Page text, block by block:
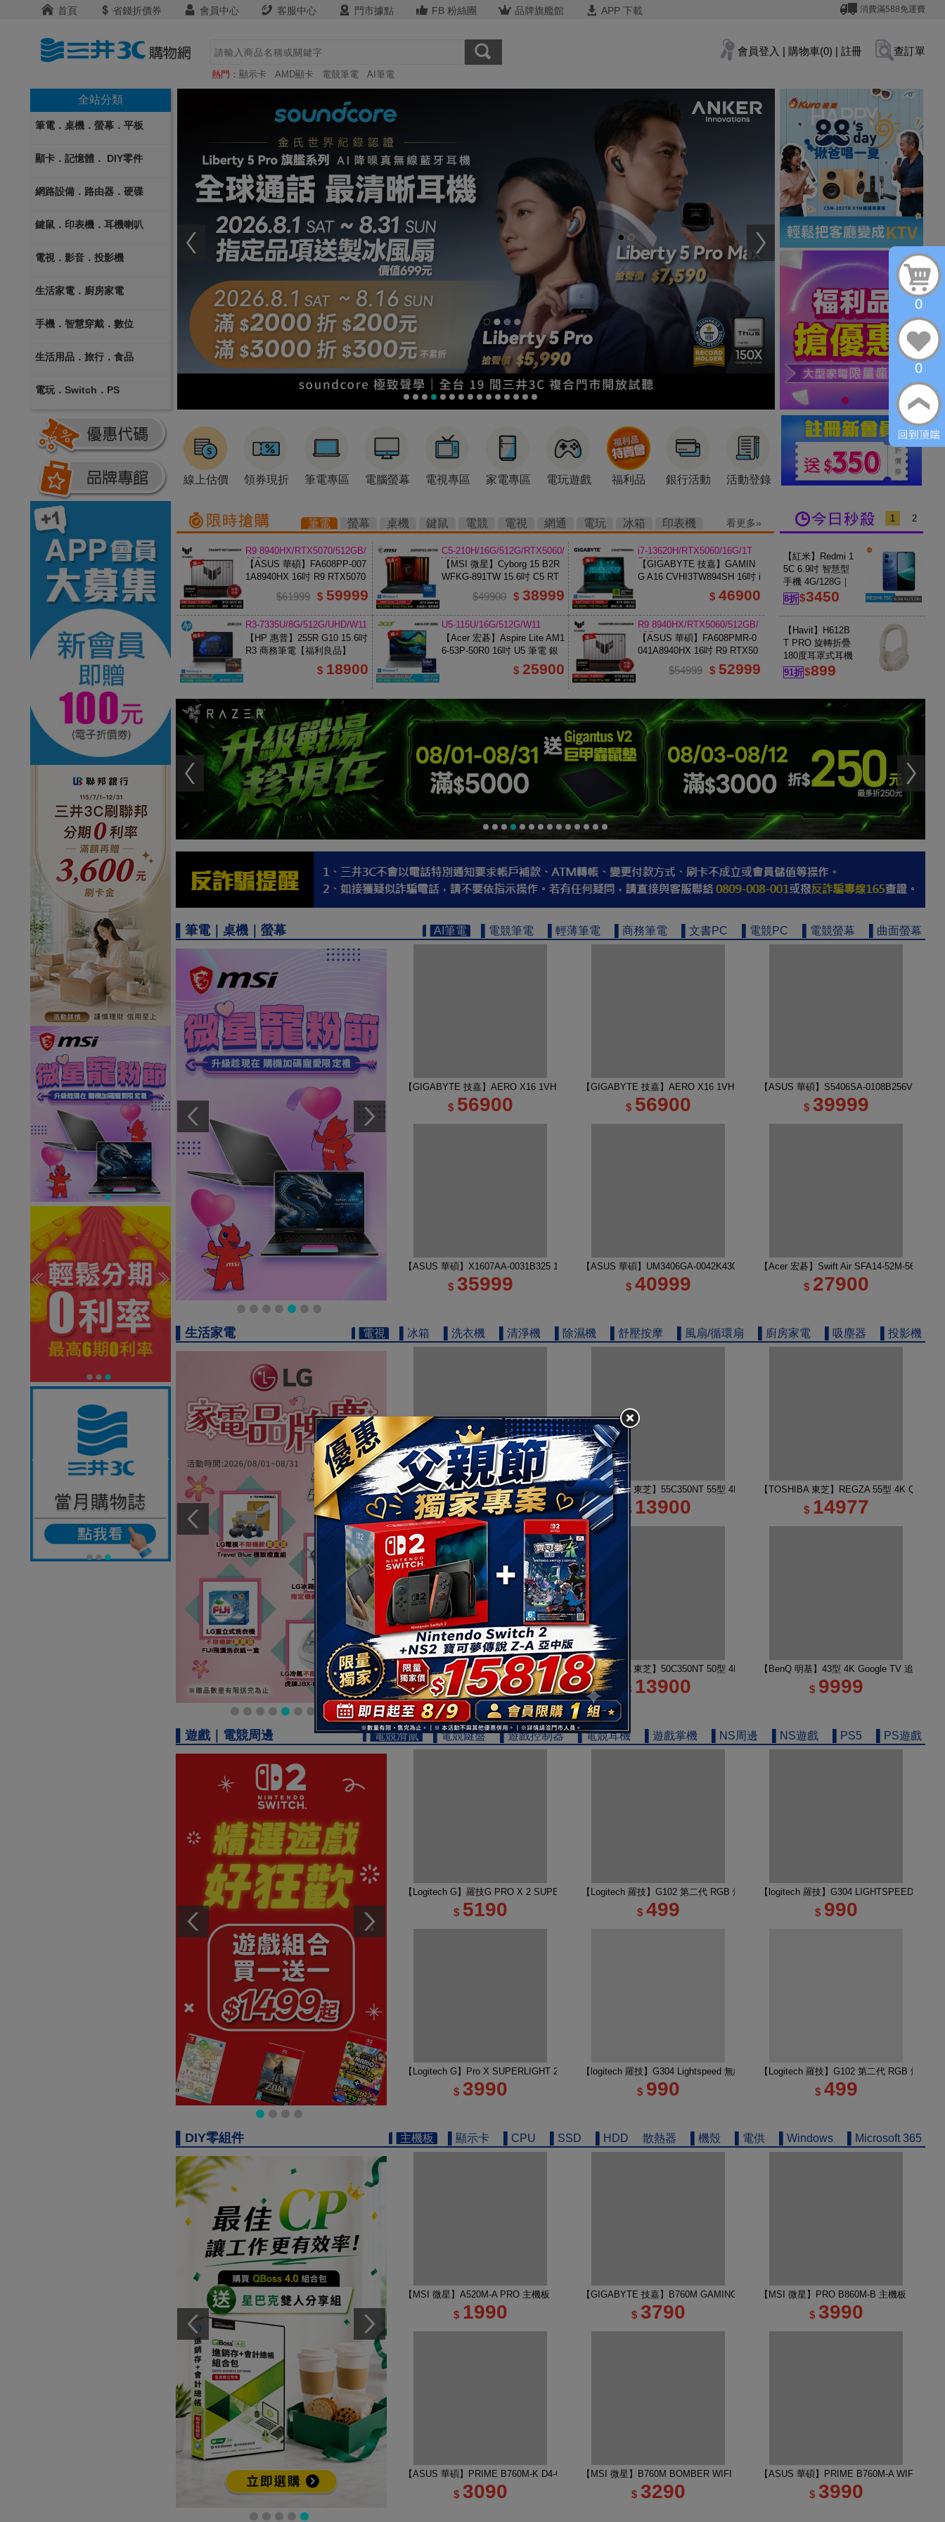
首頁 省錢折價券 會員中心 客服中心 門市據點 FB 粉絲團 品牌旗艦館 APP 下載 消費滿588免運費
會員登入 | 購物車(0) | 註冊 查訂單
全站分類
筆電．桌機．螢幕．平板
顯卡．記憶體． DIY零件
網路設備．路由器．硬碟
鍵鼠．印表機．耳機喇叭
電視．影音．投影機
生活家電．廚房家電
手機．智慧穿戴．數位
生活用品．旅行．食品
電玩．Switch．PS
熱門： 顯示卡 AMD顯卡 電競筆電 AI筆電
線上估價 領券現折 筆電專區 電腦螢幕 電視專區 家電專區 電玩遊戲 福利品 銀行活動 活動登錄
筆電 螢幕 桌機 鍵鼠 電競 電視 網通 電玩 冰箱 印表機 看更多
R9 8940HX/RTX5070/512GB/
16G
【ASUS 華碩】FA608PP-007
1A8940HX 16吋 R9 RTX5070
電競筆電
$61999 $ 59999
C5-210H/16G/512G/RTX5060/
W11
【MSI 微星】Cyborg 15 B2R
WFKG-891TW 15.6吋 C5 RT
X5060 電競筆電
$49900 $ 38999
i7-13620H/RTX5060/16G/1T
B/W11
【GIGABYTE 技嘉】GAMIN
G A16 CVHI3TW894SH 16吋 i
7 RTX5060 電競筆電 鋼鐵黑
$ 46900
R3-7335U/8G/512G/UHD/W11
【HP 惠普】255R G10 15.6吋
R3 商務筆電【福利良品】
$ 18900
U5-115U/16G/512G/W11
【Acer 宏碁】Aspire Lite AM1
6-53P-50R0 16吋 U5 筆電 銀
$ 25900
R9 8940HX/RTX5060/512GB/
16G
【ASUS 華碩】FA608PMR-0
041A8940HX 16吋 R9 RTX50
60 電競筆電
$54999 $ 52999
1 2
【紅米】Redmi 1
5C 6.9吋 智慧型
手機 4G/128G｜
月光藍
8折$3450
【Havit】H612B
T PRO 旋轉折疊
180度耳罩式耳機
｜米白
91折$899
▌筆電｜桌機｜螢幕 ▌AI筆電 ▌電競筆電 ▌輕薄筆電 ▌商務筆電 ▌文書PC ▌電競PC ▌電競螢幕 ▌曲面螢幕
【GIGABYTE 技嘉】AERO X16 1VH93TWC94AH 16吋 R7 RTX5060 AI電競筆電｜太空灰
$ 56900
【GIGABYTE 技嘉】AERO X16 1VH93TWC94DH 16吋 R7 RTX5060 AI電競筆電｜幻月
$ 56900
【ASUS 華碩】S5406SA-0108B256V 14吋
$ 39999
【ASUS 華碩】X1607AA-0031B325 16吋 U5 輕薄AI筆電
$ 35999
【ASUS 華碩】UM3406GA-0042K430H 14吋 R5 AI筆電 玉石黑
$ 40999
【Acer 宏碁】Swift Air SFA14-52M-56KA
$ 27900
▌生活家電 ▌電視 ▌冰箱 ▌洗衣機 ▌清淨機 ▌除濕機 ▌舒壓按摩 ▌風扇/循環扇 ▌廚房家電 ▌吸塵器 ▌投影機
【TOSHIBA 東芝】REGZA 50型 4K QLED Google TV 50M450NT液晶顯示器｜含壁掛安裝
$ 16900
【TOSHIBA 東芝】55C350NT 55型 4K Google TV 液晶顯示器｜含壁掛(固定式)+安裝
$ 13900
【TOSHIBA 東芝】REGZA 55型 4K QLED
$ 14977
【TOSHIBA 東芝】REGZA 65型 4K QLED Google TV 65M450NT液晶顯示器｜含壁掛安裝+架子
$ 19999
【TOSHIBA 東芝】50C350NT 50型 4K Google TV 液晶顯示器｜含基本安裝
$ 13900
【BenQ 明基】43型 4K Google TV 追劇護
$ 9999
▌遊戲｜電競周邊 ▌電競滑鼠 ▌電競鍵盤 ▌遊戲控制器 ▌電競耳機 ▌遊戲掌機 ▌NS周邊 ▌NS遊戲 ▌PS5 ▌PS遊戲
【Logitech G】羅技G PRO X 2 SUPERSTRIKE 無線類比遊戲滑鼠
$ 5190
【Logitech 羅技】G102 第二代 RGB 炫彩遊戲滑鼠 黑
$ 499
【logitech 羅技】G304 LIGHTSPEED 無線
$ 990
【Logitech G】Pro X SUPERLIGHT 2 DEX 無線輕量化遊戲滑鼠 黑色
$ 3990
【logitech 羅技】G304 Lightspeed 無線電競遊戲滑鼠 莫藍紫
$ 990
【Logitech 羅技】G102 第二代 RGB 炫彩遊
$ 499
▌DIY零組件 ▌主機板 ▌顯示卡 ▌CPU ▌SSD ▌HDD 散熱器 ▌機殼 ▌電供 ▌Windows ▌Microsoft 365
【MSI 微星】A520M-A PRO 主機板
$ 1990
【GIGABYTE 技嘉】B760M GAMING PLUS WIFI DDR4 主機板
$ 3790
【MSI 微星】PRO B860M-B 主機板
$ 3990
【ASUS 華碩】PRIME B760M-K D4-CSM 主機板
$ 3090
【MSI 微星】B760M BOMBER WIFI DDR5 INTEL主機板
$ 3290
【ASUS 華碩】PRIME B760M-A WIFI-CSM
$ 3990
0
0